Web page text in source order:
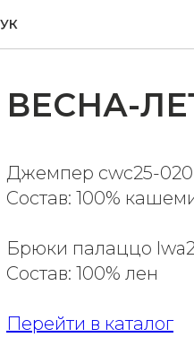
ВЕСНА-
Джемпер cwc25-020
Состав: 100%
Брюки палаццо
Состав: 100% лен
Перейти в каталог